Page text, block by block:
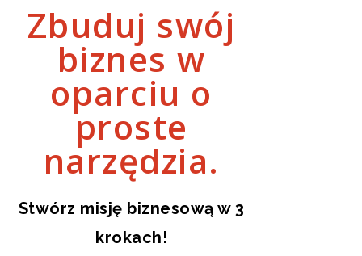
Zbuduj swój
biznes w
oparciu o
proste
narzędzia.
Stwórz misję biznesową w 3
krokach!